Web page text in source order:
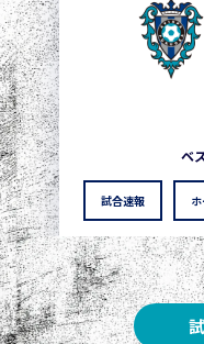
ベ
試合速報